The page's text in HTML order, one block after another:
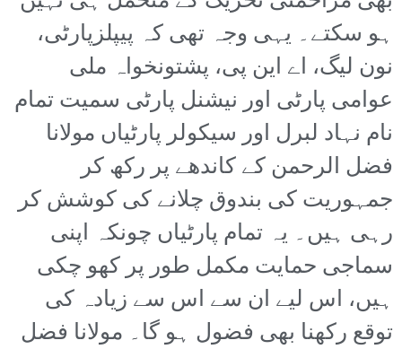
ہو سکتے۔ یہی وجہ تھی کہ پیپلزپارٹی،
نون لیگ، اے این پی، پشتونخواہ ملی
عوامی پارٹی اور نیشنل پارٹی سمیت تمام
نام نہاد لبرل اور سیکولر پارٹیاں مولانا
فضل الرحمن کے کاندھے پر رکھ کر
جمہوریت کی بندوق چلانے کی کوشش کر
رہی ہیں۔ یہ تمام پارٹیاں چونکہ اپنی
سماجی حمایت مکمل طور پر کھو چکی
ہیں، اس لیے ان سے اس سے زیادہ کی
توقع رکھنا بھی فضول ہو گا۔ مولانا فضل